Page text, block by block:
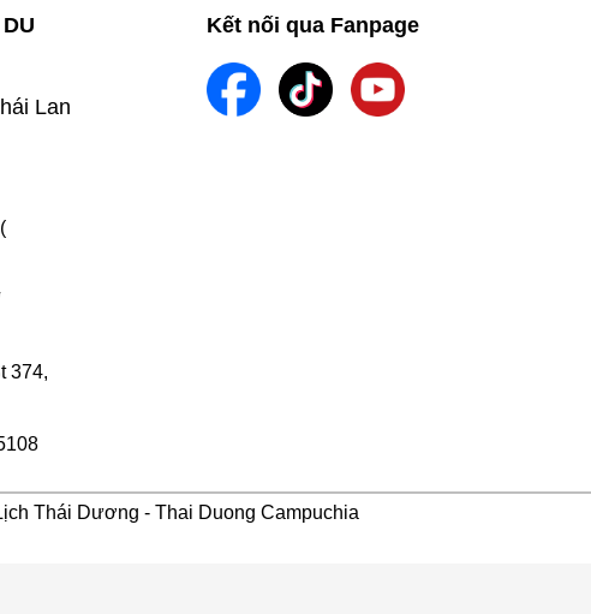
Lan
374,
Kết nối qua Fanpage
Thái Dương - Thai Duong Campuchia